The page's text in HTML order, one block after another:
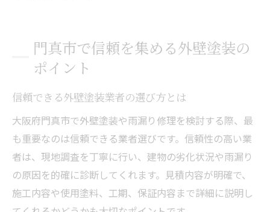
門真市で信頼を集める外壁塗装の
ポイント
信頼できる外壁塗装業者の選び方とは
大阪府門真市で外壁塗装や雨漏り修理を検討する際、最
も重要なのは信頼できる業者選びです。信頼性の高い業
者は、現地調査を丁寧に行い、建物の劣化状況や雨漏り
の原因を的確に診断してくれます。見積内容が明確で、
施工内容や使用塗料、工期、保証内容まで詳細に説明し